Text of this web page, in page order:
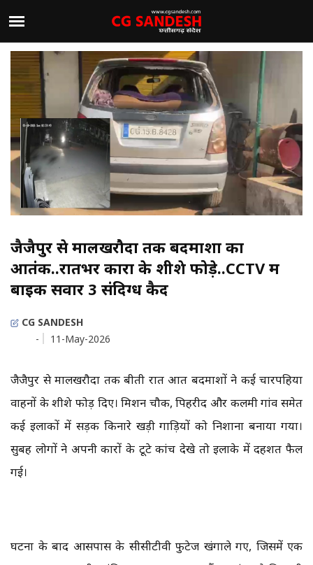
जैजैपुर से मालखरौदा तक बदमाशों का
आतंक..रातभर कारों के शीशे फोड़े..CCTV में
बाइक सवार 3 संदिग्ध कैद
CG SANDESH
-
11-May-2026
जैजैपुर से मालखरौदा तक बीती रात अज्ञात बदमाशों ने कई चारपहिया
वाहनों के शीशे फोड़ दिए। मिशन चौक, पिहरीद और कलमी गांव समेत
कई इलाकों में सड़क किनारे खड़ी गाड़ियों को निशाना बनाया गया।
सुबह लोगों ने अपनी कारों के टूटे कांच देखे तो इलाके में दहशत फैल
गई।
घटना के बाद आसपास के सीसीटीवी फुटेज खंगाले गए, जिसमें एक